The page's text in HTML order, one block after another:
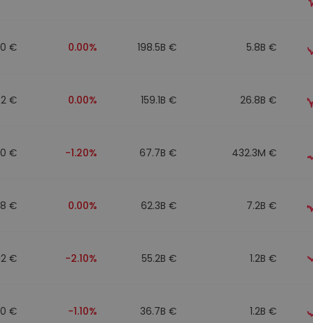
€ 0.00% 198.5B € 5.8B €
€ 0.00% 159.1B € 26.8B €
€ -1.20% 67.7B € 432.3M €
€ 0.00% 62.3B € 7.2B €
€ -2.10% 55.2B € 1.2B €
€ -1.10% 36.7B € 1.2B €